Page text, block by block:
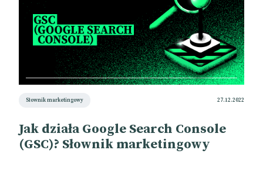
Słownik marketingowy 27.12.2022
Jak działa Google Search Console
(GSC)? Słownik marketingowy